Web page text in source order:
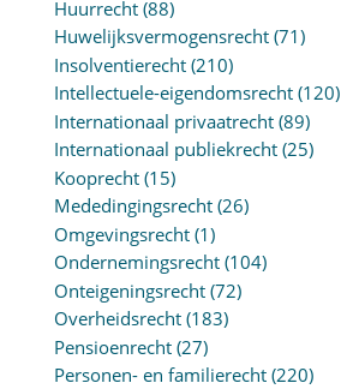
Huurrecht(88)
Huwelijksvermogensrecht(71)
Insolventierecht(210)
Intellectuele-eigendomsrecht(120)
Internationaal privaatrecht(89)
Internationaal publiekrecht(25)
Kooprecht(15)
Mededingingsrecht(26)
Omgevingsrecht(1)
Ondernemingsrecht(104)
Onteigeningsrecht(72)
Overheidsrecht(183)
Pensioenrecht(27)
Personen- en familierecht(220)